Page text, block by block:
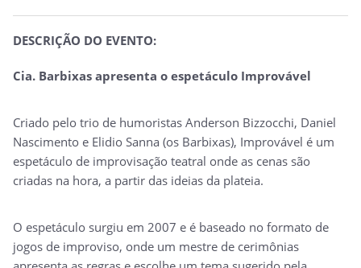
DESCRIÇÃO DO EVENTO:
Cia. Barbixas apresenta o espetáculo Improvável
Criado pelo trio de humoristas Anderson Bizzocchi, Daniel
Nascimento e Elidio Sanna (os Barbixas), Improvável é um
espetáculo de improvisação teatral onde as cenas são
criadas na hora, a partir das ideias da plateia.
O espetáculo surgiu em 2007 e é baseado no formato de
jogos de improviso, onde um mestre de cerimônias